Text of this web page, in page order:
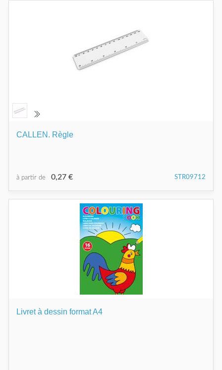
CALLEN. Règle
à partir de 0,27 € STR09712
Livret à dessin format A4